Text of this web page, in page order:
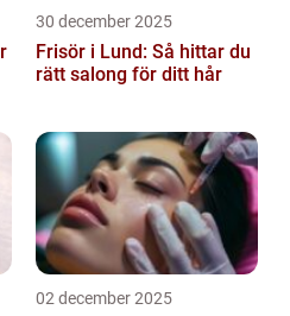
30 december 2025
Frisör i Lund: Så hittar du
rätt salong för ditt hår
02 december 2025